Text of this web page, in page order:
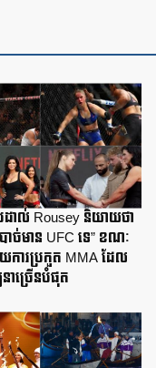
ដាល់ Rousey និយាយថា
ាច់មាន UFC ទេ” ខណៈ
យការប្រកួត MMA ដែល
ាច្រើនបំផុត